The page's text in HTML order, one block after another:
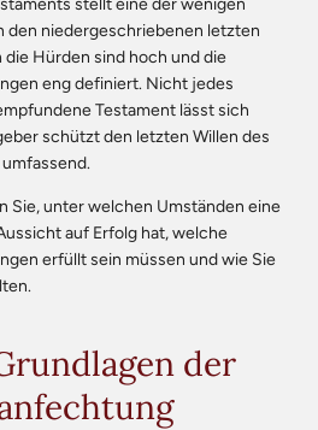
den niedergeschriebenen letzten
Hürden sind hoch und die
eng definiert. Nicht jedes
Testament lässt sich
schützt den letzten Willen des
Sie, unter welchen Umständen eine
auf Erfolg hat, welche
erfüllt sein müssen und wie Sie
der